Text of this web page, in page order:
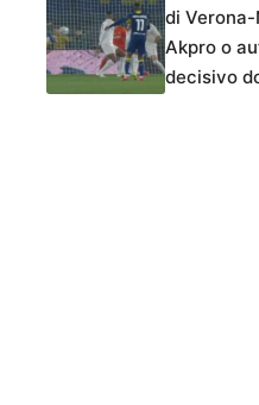
di
Akpro o
decisivo